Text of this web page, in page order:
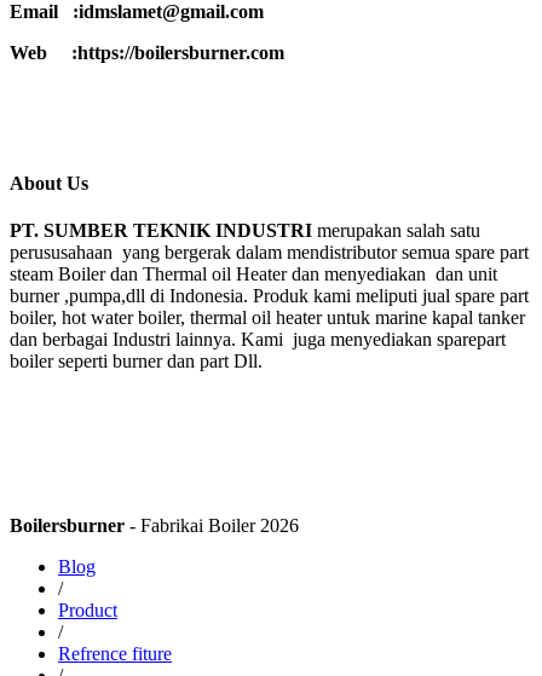
Email :idmslamet@gmail.com
Web :https://boilersburner.com
About Us
PT. SUMBER TEKNIK INDUSTRI merupakan salah satu
perususahaan yang bergerak dalam mendistributor semua spare part
steam Boiler dan Thermal oil Heater dan menyediakan dan unit
burner ,pumpa,dll di Indonesia. Produk kami meliputi jual spare part
boiler, hot water boiler, thermal oil heater untuk marine kapal tanker
dan berbagai Industri lainnya. Kami juga menyediakan sparepart
boiler seperti burner dan part Dll.
Boilersburner - Fabrikai Boiler 2026
Blog
/
Product
/
Refrence fiture